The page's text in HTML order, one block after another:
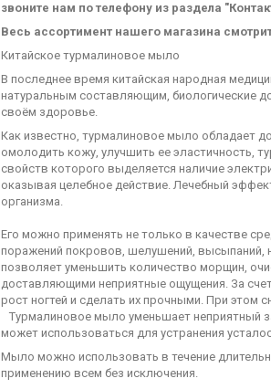
звоните нам по телефону из раздела
Весь ассортимент нашего магазина
Китайское турмалиновое мыло
В последнее время китайская народная
натуральным составляющим, биологические
своём здоровье.
Как известно, турмалиновое мыло обладает
омолодить кожу, улучшить ее эластичность,
свойств которого выделяется наличие
оказывая целебное действие. Лечебный
организма.
Его можно применять не только в качестве
поражений покровов, шелушений, высыпаний,
позволяет уменьшить количество морщин,
доставляющими неприятные ощущения. За
рост ногтей и сделать их прочными. При этом
Турмалиновое мыло уменьшает неприятный
может использоваться для устранения
Мыло можно использовать в течение
применению всем без исключения.